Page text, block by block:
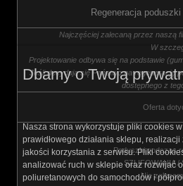
Regeneracja
Najczęściej zalecaną przez naszą
W
Projektowanie odbywa się na podstawie
Jeśli decydują się Państwo na regenerację
dostępnego z
Oferta
Poduszki podczas
SZLIFOWANIA /
Nie
Dbamy o Twoją
Nasza strona wykorzystuje pliki cookies
prawidłowego działania sklepu,
jakości korzystania z serwisu. Pliki
analizować ruch w sklepie oraz rozwijać
poliuretanowych do samochodów i